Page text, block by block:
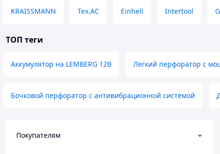
KRAISSMANN Tex.AC Einhell Intertool
ТОП теги
Аккумулятор на LEMBERG 12В Легкий перфоратор с
Бочковой перфоратор с антивибрационной системой
Покупателям